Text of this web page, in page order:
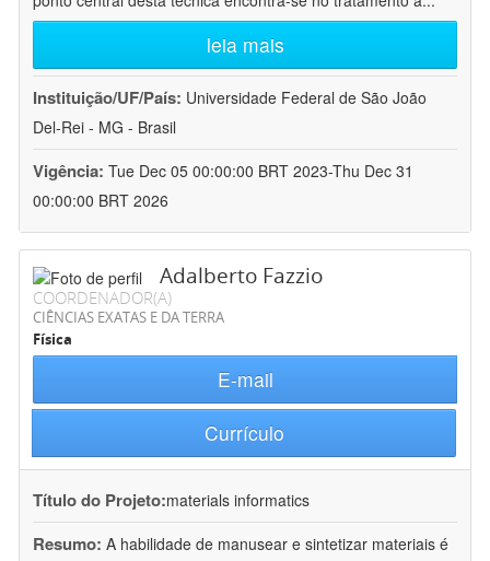
leia mais
Instituição/UF/País: Universidade Federal de São João
Del-Rei - MG - Brasil
Vigência: Tue Dec 05 00:00:00 BRT 2023-Thu Dec 31
00:00:00 BRT 2026
Adalberto Fazzio
COORDENADOR(A)
CIÊNCIAS EXATAS E DA TERRA
Física
E-mail
Currículo
Título do Projeto:materials informatics
Resumo: A habilidade de manusear e sintetizar materiais é